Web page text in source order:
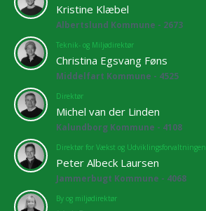
Kristine Klæbel
Albertslund Kommune - 2673
Teknik- og Miljødirektør
Christina Egsvang Føns
Middelfart Kommune - 4525
Direktør
Michel van der Linden
Kalundborg Kommune - 4108
Direktør for Vækst og Udviklingsforvaltningen
Peter Albeck Laursen
Jammerbugt Kommune - 4068
By og miljødirektør